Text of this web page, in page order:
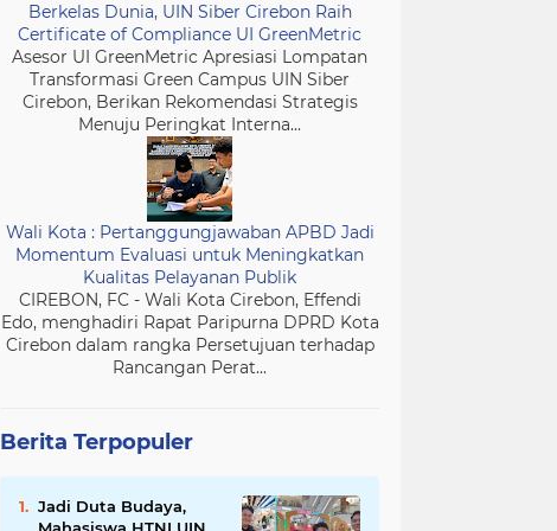
Berkelas Dunia, UIN Siber Cirebon Raih
Certificate of Compliance UI GreenMetric
Asesor UI GreenMetric Apresiasi Lompatan
Transformasi Green Campus UIN Siber
Cirebon, Berikan Rekomendasi Strategis
Menuju Peringkat Interna...
Wali Kota : Pertanggungjawaban APBD Jadi
Momentum Evaluasi untuk Meningkatkan
Kualitas Pelayanan Publik
CIREBON, FC - Wali Kota Cirebon, Effendi
Edo, menghadiri Rapat Paripurna DPRD Kota
Cirebon dalam rangka Persetujuan terhadap
Rancangan Perat...
Berita Terpopuler
Jadi Duta Budaya,